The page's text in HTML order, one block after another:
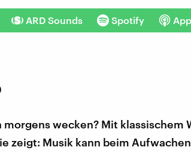
ARD Sounds Spotify
morgens wecken? Mit klassischem
zeigt: Musik kann beim